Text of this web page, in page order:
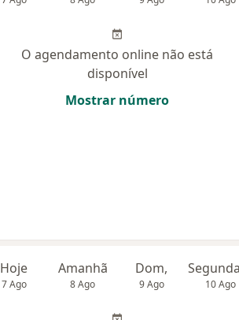
O agendamento online não está
disponível
Mostrar número
Hoje
7 Ago
Amanhã
8 Ago
Dom,
9 Ago 10 Ago